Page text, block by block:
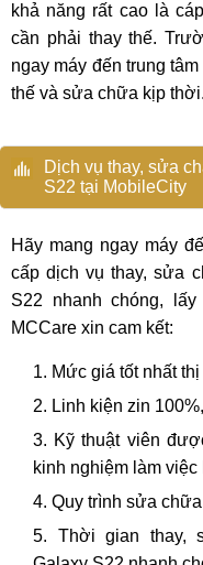
khả năng rất cao là
cần phải thay thế.
ngay máy đến trung
thế và sửa chữa kịp thời.
Dịch vụ thay, sửa
S22 tại MobileCity
Hãy mang ngay máy
cấp dịch vụ thay, sửa
S22 nhanh chóng,
MCCare xin cam kết:
Mức giá tốt nhất
Linh kiện zin
Kỹ thuật viên
kinh nghiệm làm việc
Quy trình sửa
Thời gian thay,